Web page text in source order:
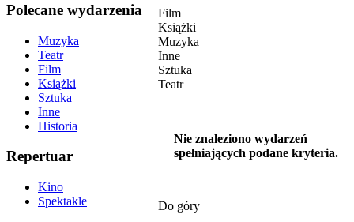
Polecane wydarzenia
Muzyka
Teatr
Film
Książki
Sztuka
Inne
Historia
Repertuar
Kino
Spektakle
Film
Książki
Muzyka
Inne
Sztuka
Teatr
Nie znaleziono wydarzeń
spełniających podane kryteria.
Do góry